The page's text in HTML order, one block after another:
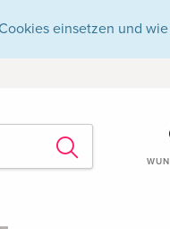
einsetzen und